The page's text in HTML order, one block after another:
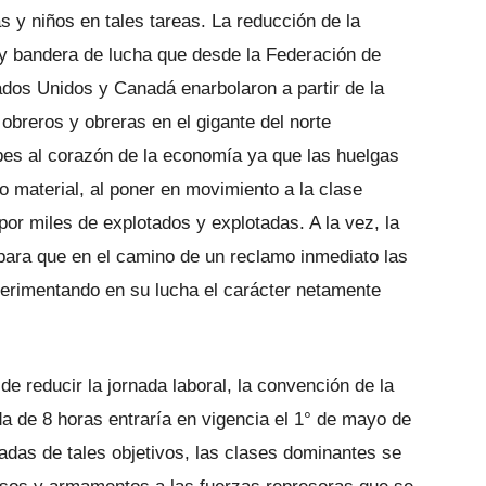
y niños en tales tareas. La reducción de la
de lucha que desde la Federación de
Unidos y Canadá enarbolaron a partir de la
y obreras en el gigante del norte
al corazón de la economía ya que las huelgas
material, al poner en movimiento a la clase
miles de explotados y explotadas. A la vez, la
que en el camino de un reclamo inmediato las
en su lucha el carácter netamente
reducir la jornada laboral, la convención de la
de 8 horas entraría en vigencia el 1° de mayo de
de tales objetivos, las clases dominantes se